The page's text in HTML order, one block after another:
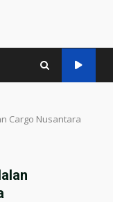
Cargo Nusantara